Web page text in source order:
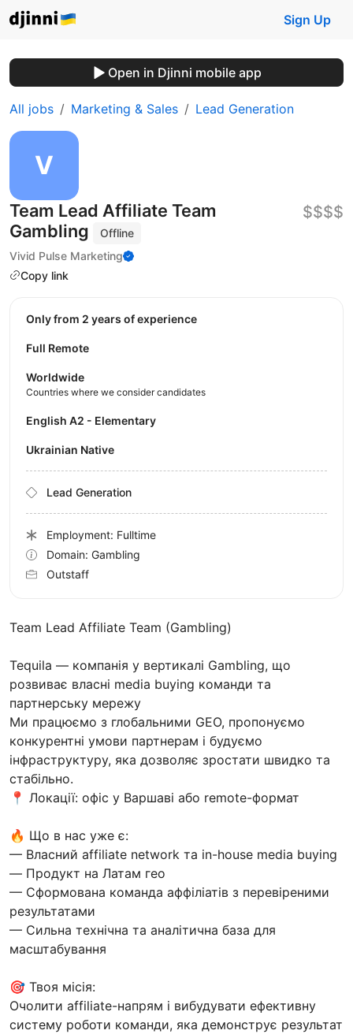
Sign Up
Open in Djinni mobile app
All jobs Marketing & Sales Lead Generation
Team Lead Affiliate Team
Gambling
Offline
Vivid Pulse Marketing
Copy link
$$$$
Team Lead Affiliate Team (Gambling)
Tequila — компанія у вертикалі Gambling, що
розвиває власні media buying команди та
партнерську мережу
Ми працюємо з глобальними GEO, пропонуємо
конкурентні умови партнерам і будуємо
інфраструктуру, яка дозволяє зростати швидко та
стабільно.
📍 Локації: офіс у Варшаві або remote-формат
🔥 Що в нас уже є:
— Власний affiliate network та in-house media buying
— Продукт на Латам гео
— Сформована команда аффіліатів з перевіреними
результатами
— Сильна технічна та аналітична база для
масштабування
🎯 Твоя місія:
Очолити affiliate-напрям і вибудувати ефективну
систему роботи команди, яка демонструє результат
Only from 2 years of experience
Full Remote
Worldwide
Countries where we consider candidates
English A2 - Elementary
Ukrainian Native
Lead Generation
Employment: Fulltime
Domain: Gambling
Outstaff